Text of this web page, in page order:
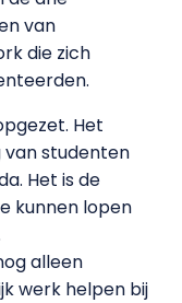
van
die zich
Het
studenten
Het is de
kunnen lopen
alleen
werk helpen bij